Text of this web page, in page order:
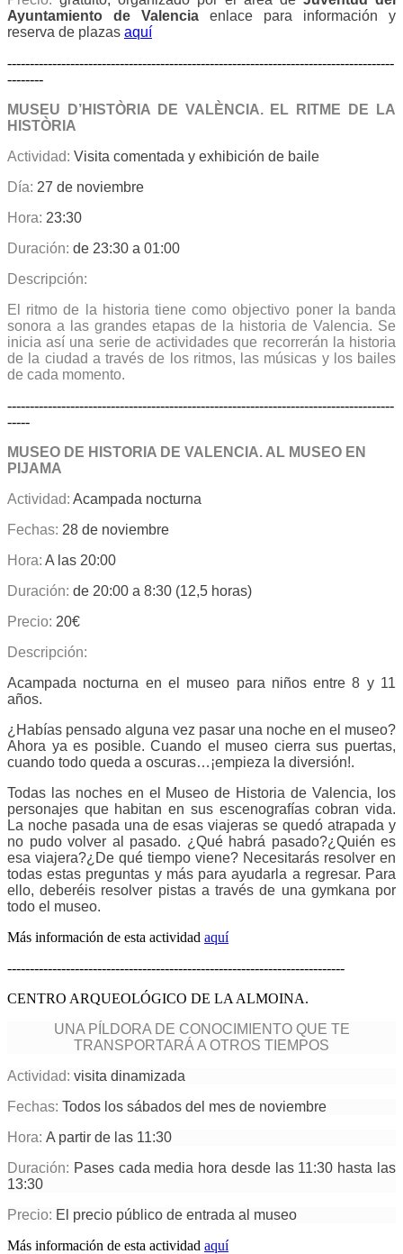
Ayuntamiento de Valencia enlace para información y
reserva de plazas aquí
--------------------------------------------------------------------------------------
--------
MUSEU D’HISTÒRIA DE VALÈNCIA. EL RITME DE LA
HISTÒRIA
Actividad: Visita comentada y exhibición de baile
Día: 27 de noviembre
Hora: 23:30
Duración: de 23:30 a 01:00
Descripción:
El ritmo de la historia tiene como objectivo poner la banda
sonora a las grandes etapas de la historia de Valencia. Se
inicia así una serie de actividades que recorrerán la historia
de la ciudad a través de los ritmos, las músicas y los bailes
de cada momento.
--------------------------------------------------------------------------------------
-----
MUSEO DE HISTORIA DE VALENCIA. AL MUSEO EN
PIJAMA
Actividad: Acampada nocturna
Fechas: 28 de noviembre
Hora: A las 20:00
Duración: de 20:00 a 8:30 (12,5 horas)
Precio: 20€
Descripción:
Acampada nocturna en el museo para niños entre 8 y 11
años.
¿Habías pensado alguna vez pasar una noche en el museo?
Ahora ya es posible. Cuando el museo cierra sus puertas,
cuando todo queda a oscuras…¡empieza la diversión!.
Todas las noches en el Museo de Historia de Valencia, los
personajes que habitan en sus escenografías cobran vida.
La noche pasada una de esas viajeras se quedó atrapada y
no pudo volver al pasado. ¿Qué habrá pasado?¿Quién es
esa viajera?¿De qué tiempo viene? Necesitarás resolver en
todas estas preguntas y más para ayudarla a regresar. Para
ello, deberéis resolver pistas a través de una gymkana por
todo el museo.
Más información de esta actividad aquí
---------------------------------------------------------------------------
CENTRO ARQUEOLÓGICO DE LA ALMOINA.
UNA PÍLDORA DE CONOCIMIENTO QUE TE
TRANSPORTARÁ A OTROS TIEMPOS
Actividad: visita dinamizada
Fechas: Todos los sábados del mes de noviembre
Hora: A partir de las 11:30
Duración: Pases cada media hora desde las 11:30 hasta las
13:30
Precio: El precio público de entrada al museo
Más información de esta actividad aquí